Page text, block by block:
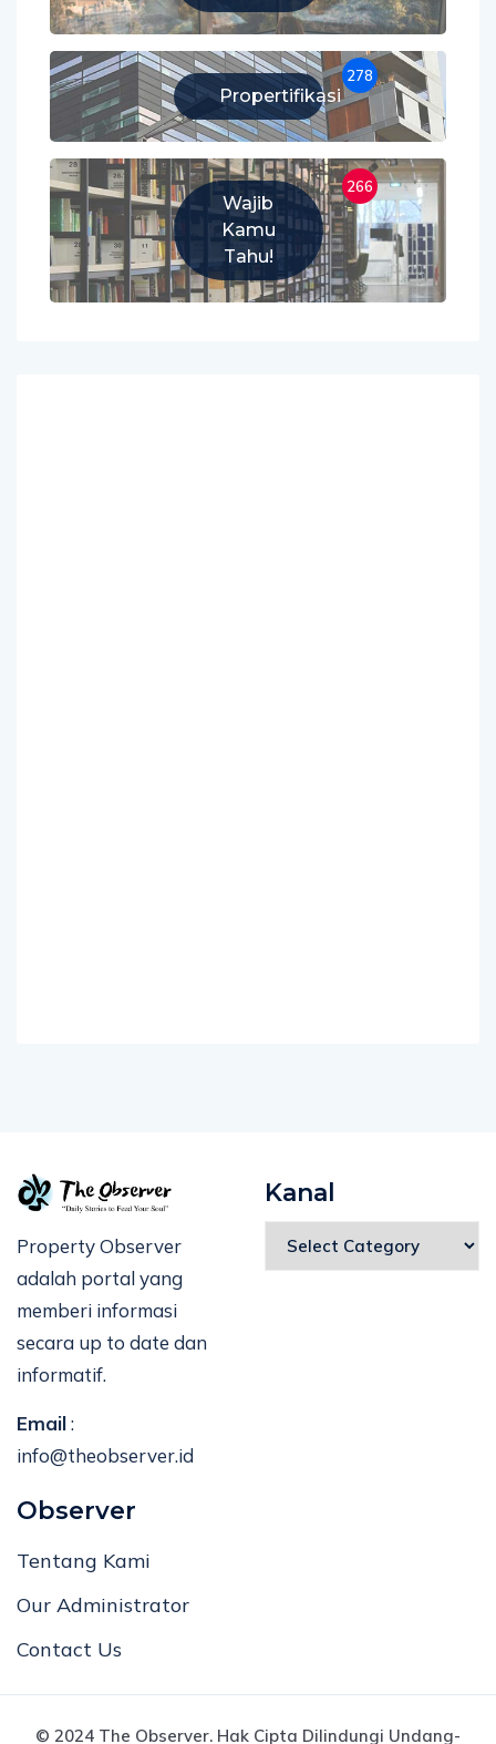
Propertifikasi
278
Wajib
Kamu
Tahu!
266
Property Observer
adalah portal yang
memberi informasi
secara up to date dan
informatif.
Email:
info@theobserver.id
Kanal
Observer
Tentang Kami
Our Administrator
Contact Us
© 2024 The Observer. Hak Cipta Dilindungi Undang-